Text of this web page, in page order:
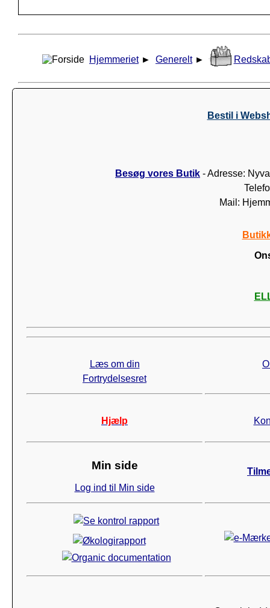
Hjemmeriet ► Generelt ►
Bestil i
Besøg vores Butik - Adresse:
Mail:
Læs om din
Fortrydelsesret
Hjælp
Min side
Log ind til Min side